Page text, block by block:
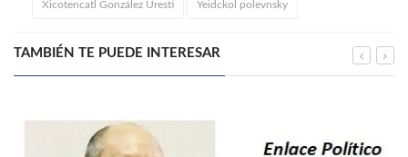
Xicotencatl González Uresti Yeidckol polevnsky
TAMBIÉN TE PUEDE INTERESAR